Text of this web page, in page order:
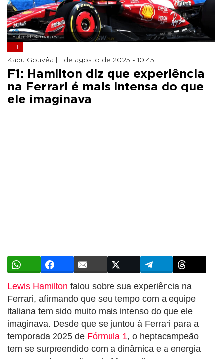
Foto: XPB Images
F1
Kadu Gouvêa | 1 de agosto de 2025 - 10:45
F1: Hamilton diz que experiência
na Ferrari é mais intensa do que
ele imaginava
Lewis Hamilton falou sobre sua experiência na
Ferrari, afirmando que seu tempo com a equipe
italiana tem sido muito mais intenso do que ele
imaginava. Desde que se juntou à Ferrari para a
temporada 2025 de Fórmula 1, o heptacampeão
tem se surpreendido com a dinâmica e a energia